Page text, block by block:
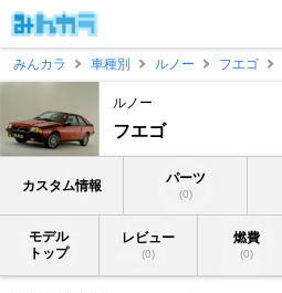
みんカラ
車種別 ルノー フエゴ
ルノー
フエゴ
カスタム情報 パーツ
(0)
モデル
トップ
レビュー
(0)
燃費
(0)